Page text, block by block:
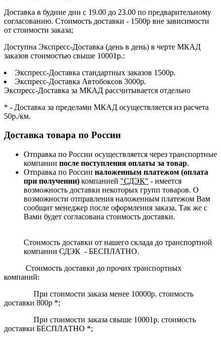
Доставка в будние дни с 19.00 до 23.00 по предварительному
согласованию. Стоимость доставки - 1500р вне зависимости
от стоимости заказа;
Доступна Экспресс-Доставка (день в день) в черте МКАД
заказов стоимостью свыше 10001р.:
Экспресс-Доставка стандартных заказов 1500р.
Экспресс-Доставка Автобоксов 3000р.
Экспресс-Доставка за МКАД рассчитывается отдельно
* - Доставка за пределами МКАД осуществляется из расчета
50р./км.
Доставка товара по России
Отправка по России осуществляется через транспортные
компании после поступления оплаты за товар.
Отправка по России наложенным платежом (оплата
при получении) компанией "СДЭК" - имеется
возможность доставки некоторых групп товаров. О
возможности отправления наложенным платежом Вам
сообщит менеджер после оформления заказа. Так же с
Вами будет согласована стоимость доставки.
Стоимость доставки от нашего склада до транспортной
компании СДЭК - БЕСПЛАТНО.
Стоимость доставки до прочих транспортных
компаний:
При стоимости заказа менее 10000р. стоимость
доставки 800р *;
При стоимости заказа свыше 10001р. стоимость
доставки БЕСПЛАТНО *;